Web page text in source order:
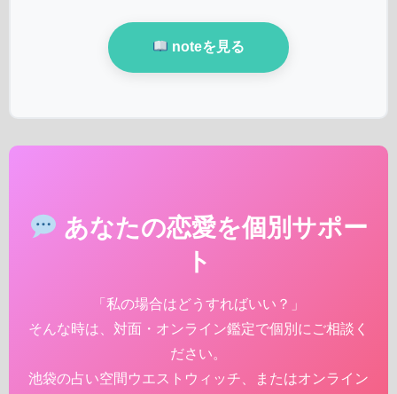
noteを見る
あなたの恋愛を個別サポー
ト
「私の場合はどうすればいい？」
そんな時は、対面・オンライン鑑定で個別にご相談く
ださい。
池袋の占い空間ウエストウィッチ、またはオンライン